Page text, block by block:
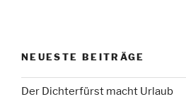
NEUESTE BEITRÄGE
Der Dichterfürst macht Urlaub